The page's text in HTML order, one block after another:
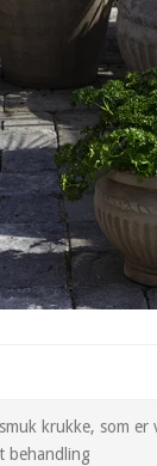
krukke, som er
behandling